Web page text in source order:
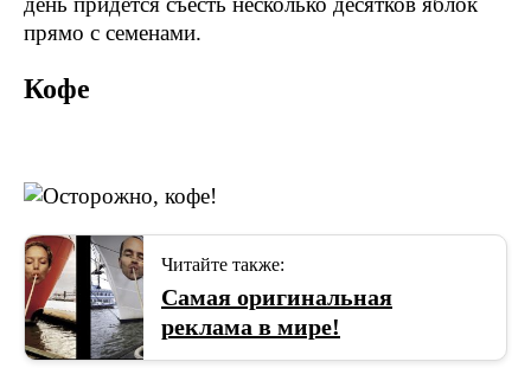
прямо с семенами.
Кофе
Читайте также:
Самая оригинальная
реклама в мире!